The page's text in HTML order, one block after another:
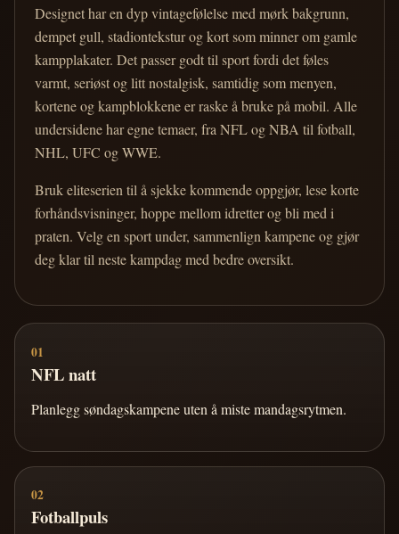
Designet har en dyp vintagefølelse med mørk bakgrunn,
dempet gull, stadiontekstur og kort som minner om gamle
kampplakater. Det passer godt til sport fordi det føles
varmt, seriøst og litt nostalgisk, samtidig som menyen,
kortene og kampblokkene er raske å bruke på mobil. Alle
undersidene har egne temaer, fra NFL og NBA til fotball,
NHL, UFC og WWE.
Bruk eliteserien til å sjekke kommende oppgjør, lese korte
forhåndsvisninger, hoppe mellom idretter og bli med i
praten. Velg en sport under, sammenlign kampene og gjør
deg klar til neste kampdag med bedre oversikt.
01
NFL natt
Planlegg søndagskampene uten å miste mandagsrytmen.
02
Fotballpuls